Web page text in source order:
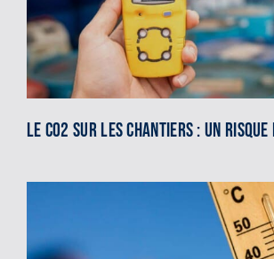
Le CO2 sur les chantiers : un risque